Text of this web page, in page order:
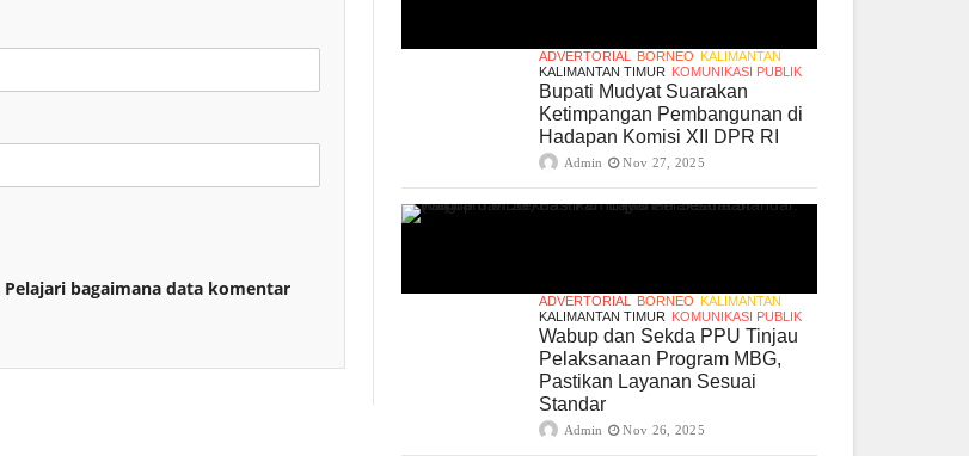
Pelajari bagaimana data komentar
ADVERTORIAL BORNEO KALIMANTAN
KALIMANTAN TIMUR KOMUNIKASI PUBLIK
Bupati Mudyat Suarakan
Ketimpangan Pembangunan di
Hadapan Komisi XII DPR RI
Admin Nov 27, 2025
ADVERTORIAL BORNEO KALIMANTAN
KALIMANTAN TIMUR KOMUNIKASI PUBLIK
Wabup dan Sekda PPU Tinjau
Pelaksanaan Program MBG,
Pastikan Layanan Sesuai
Standar
Admin Nov 26, 2025